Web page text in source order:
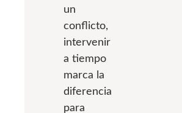
un
conflicto,
intervenir
a tiempo
marca la
diferencia
para